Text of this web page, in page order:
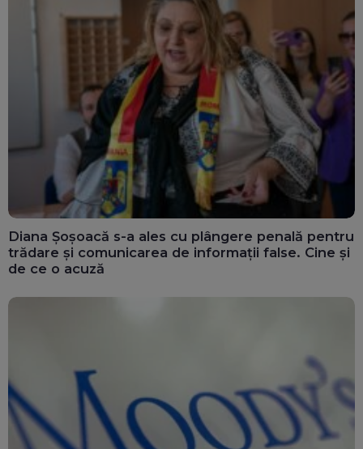
Diana Șoșoacă s-a ales cu plângere penală pentru
trădare și comunicarea de informații false. Cine și
de ce o acuză